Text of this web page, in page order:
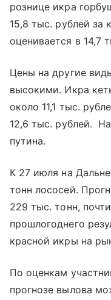
рознице икра
15,8 тыс. рублей за
оценивается в 14,7
Цены на другие
высокими. Икра
около 11,1 тыс.
12,6 тыс. рублей.
путина.
К 27 июля на
тонн лососей.
229 тыс. тонн,
прошлогоднего
красной икры на
По оценкам
прогнозе вылова